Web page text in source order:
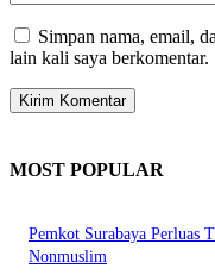
Simpan nama, email,
lain kali saya berkomentar.
MOST POPULAR
Pemkot Surabaya Perluas
Nonmuslim